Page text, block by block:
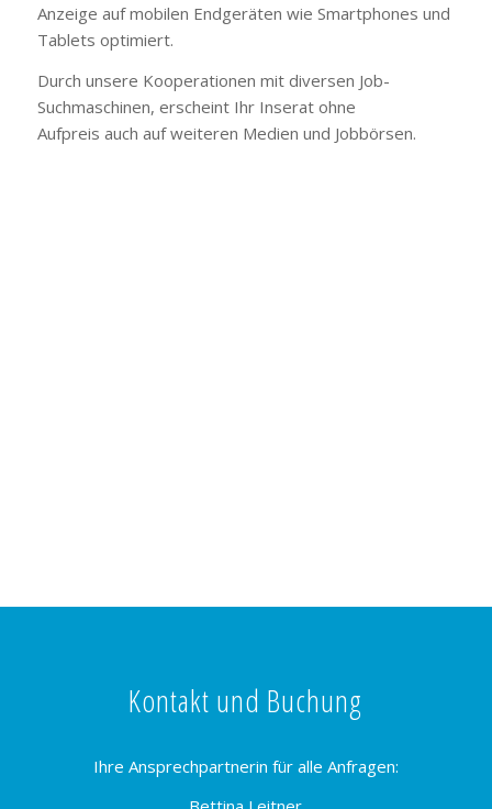
Anzeige auf mobilen Endgeräten wie Smartphones und
Tablets optimiert.
Durch unsere Kooperationen mit diversen Job-
Suchmaschinen, erscheint Ihr Inserat ohne
Aufpreis auch auf weiteren Medien und Jobbörsen.
Kontakt und Buchung
Ihre Ansprechpartnerin für alle Anfragen: